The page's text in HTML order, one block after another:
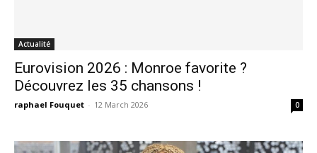
Actualité
Eurovision 2026 : Monroe favorite ?
Découvrez les 35 chansons !
raphael Fouquet - 12 March 2026 0